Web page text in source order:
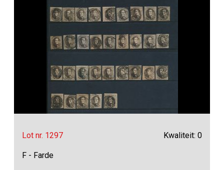
Lot nr. 1297 Kwaliteit: 0
F - Farde